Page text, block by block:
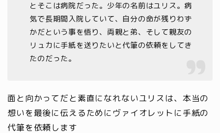
とそこは病院だった。少年の名前はユリス。病
気で長期間入院していて、自分の命が残りわず
かだという事を悟り、両親と弟、そして親友の
リュカに手紙を送りたいと代筆の依頼をしてき
たのだった。
面と向かってだと素直になれないユリスは、本当の
想いを最後に伝えるためにヴァイオレットに手紙の
代筆を依頼します